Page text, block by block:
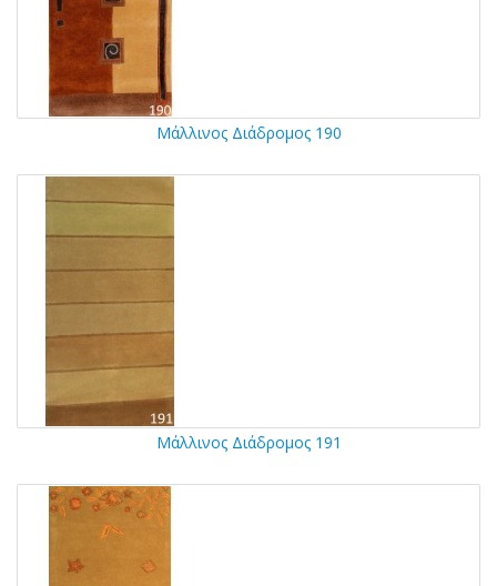
Μάλλινος Διάδρομος 190
Μάλλινος Διάδρομος 191